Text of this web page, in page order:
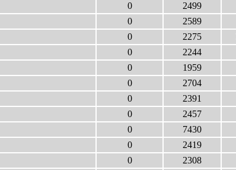
0 2499
0 2589
0 2275
0 2244
0 1959
0 2704
0 2391
0 2457
0 7430
0 2419
0 2308